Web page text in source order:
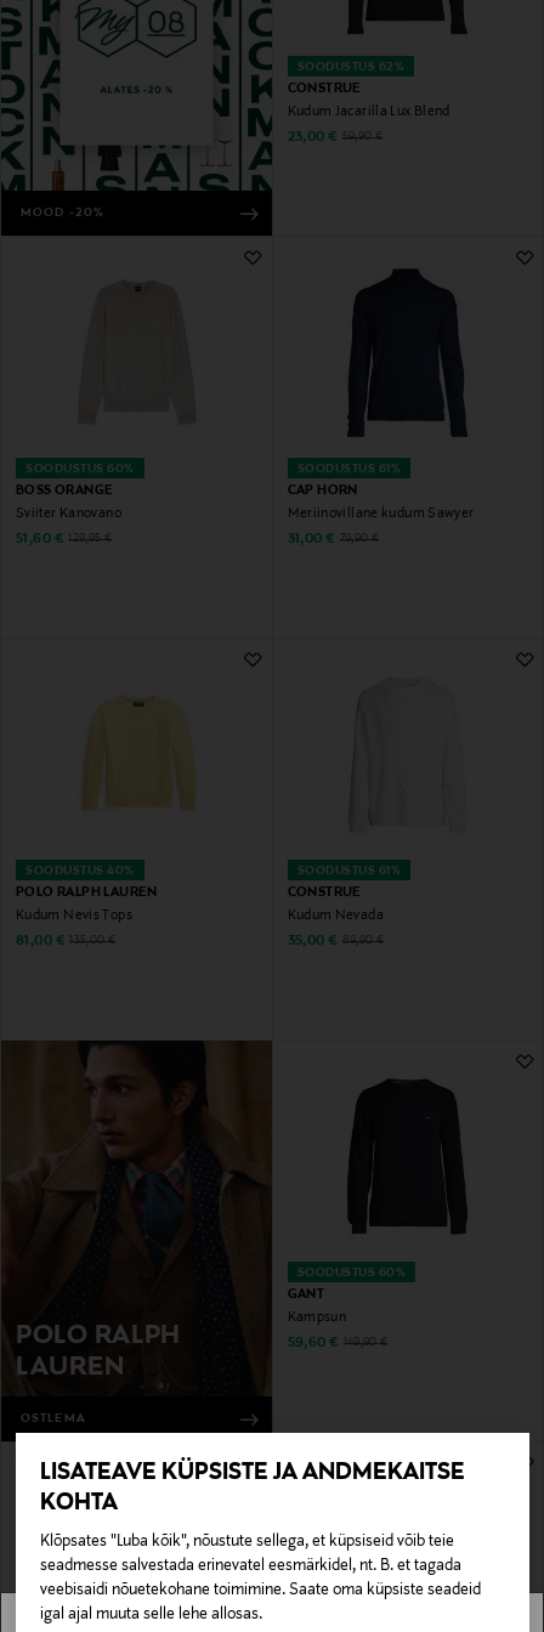
LISATEAVE KÜPSISTE JA ANDMEKAITSE
KOHTA
Klõpsates "Luba kõik", nõustute sellega, et küpsiseid võib teie
seadmesse salvestada erinevatel eesmärkidel, nt. B. et tagada
veebisaidi nõuetekohane toimimine. Saate oma küpsiste seadeid
igal ajal muuta selle lehe allosas.
MOOD -20%
SOODUSTUS 62%
CONSTRUE
Kudum Jacarilla Lux Blend
Discounted Price
23,00 € Original Price
59,90 €
SOODUSTUS 60%
BOSS ORANGE
Sviiter Kanovano
Discounted Price
51,60 € Original Price
129,95 €
SOODUSTUS 61%
CAP HORN
Meriinovillane kudum Sawyer
Discounted Price
31,00 € Original Price
79,90 €
SOODUSTUS 40%
POLO RALPH LAUREN
Kudum Nevis Tops
Discounted Price
81,00 € Original Price
135,00 €
SOODUSTUS 61%
CONSTRUE
Kudum Nevada
Discounted Price
35,00 € Original Price
89,90 €
POLO RALPH
LAUREN
OSTLEMA
SOODUSTUS 60%
GANT
Kampsun
Discounted Price
59,60 € Original Price
149,90 €